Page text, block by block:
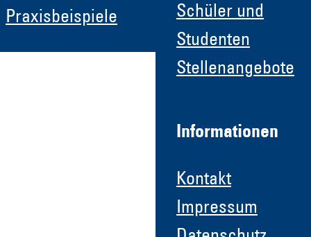
Praxisbeispiele
Schüler und
Studenten
Stellenangebote
Informationen
Kontakt
Impressum